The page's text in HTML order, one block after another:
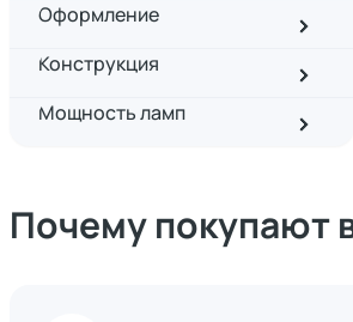
Оформление
Конструкция
Мощность ламп
Почему покупают